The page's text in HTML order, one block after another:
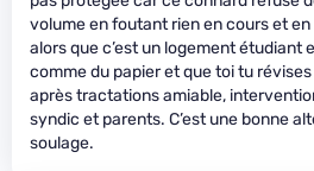
volume en foutant rien en cours et
alors que c’est un logement étudiant
comme du papier et que toi tu
après tractations amiable,
syndic et parents. C’est une bonne
soulage.